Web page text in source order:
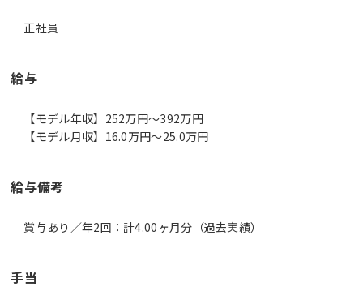
正社員
給与
【モデル年収】252万円〜392万円
【モデル月収】16.0万円〜25.0万円
給与備考
賞与あり／年2回：計4.00ヶ月分（過去実績）
手当